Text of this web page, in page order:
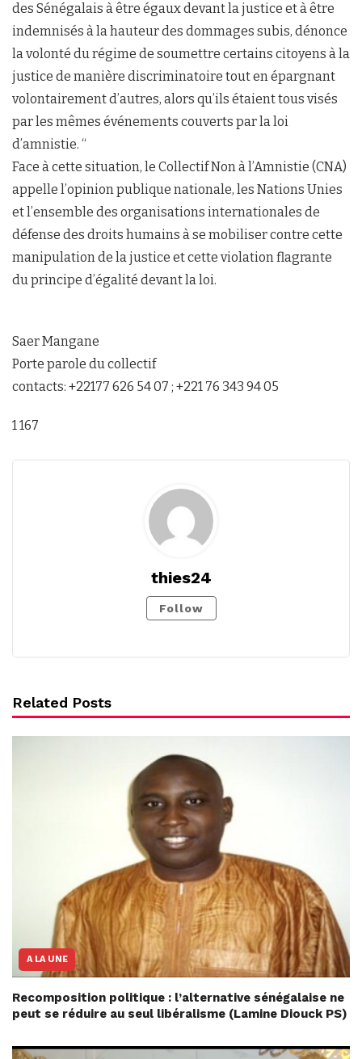
des Sénégalais à être égaux devant la justice et à être
indemnisés à la hauteur des dommages subis, dénonce
la volonté du régime de soumettre certains citoyens à la
justice de manière discriminatoire tout en épargnant
volontairement d’autres, alors qu’ils étaient tous visés
par les mêmes événements couverts par la loi
d’amnistie. “
Face à cette situation, le Collectif Non à l’Amnistie (CNA)
appelle l’opinion publique nationale, les Nations Unies
et l’ensemble des organisations internationales de
défense des droits humains à se mobiliser contre cette
manipulation de la justice et cette violation flagrante
du principe d’égalité devant la loi.
Saer Mangane
Porte parole du collectif
contacts: +22177 626 54 07 ; +221 76 343 94 05
1 167
thies24
Follow
Related Posts
A LA UNE
Recomposition politique : l’alternative sénégalaise ne
peut se réduire au seul libéralisme (Lamine Diouck PS)